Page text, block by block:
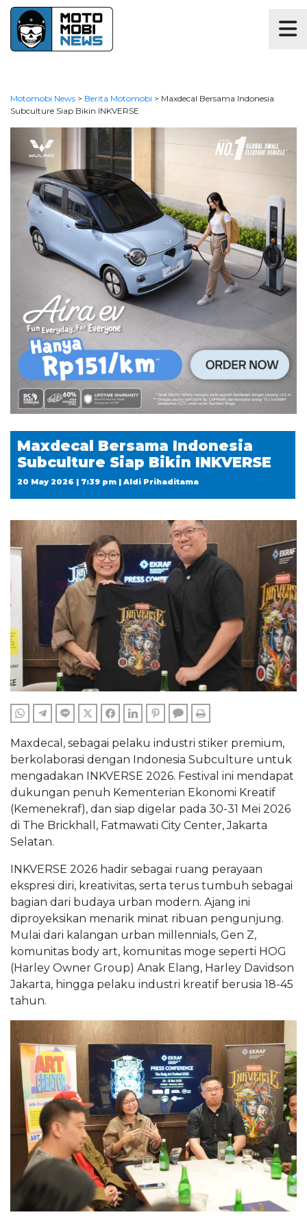
Motomobi News > Berita Motomobi > Maxdecal Bersama Indonesia
Subculture Siap Bikin INKVERSE
Maxdecal Bersama Indonesia
Subculture Siap Bikin INKVERSE
20 May 2026 | 7:39 pm | Aldi Prihaditama
WHATSAPPTELEGRAM
LINE TWITTERFACEBOOKLINKEDINPINTERESTCOMMENTS
Maxdecal, sebagai pelaku industri stiker premium,
berkolaborasi dengan Indonesia Subculture untuk
mengadakan INKVERSE 2026. Festival ini mendapat
dukungan penuh Kementerian Ekonomi Kreatif
(Kemenekraf), dan siap digelar pada 30-31 Mei 2026
di The Brickhall, Fatmawati City Center, Jakarta
Selatan.
INKVERSE 2026 hadir sebagai ruang perayaan
ekspresi diri, kreativitas, serta terus tumbuh sebagai
bagian dari budaya urban modern. Ajang ini
diproyeksikan menarik minat ribuan pengunjung.
Mulai dari kalangan urban millennials, Gen Z,
komunitas body art, komunitas moge seperti HOG
(Harley Owner Group) Anak Elang, Harley Davidson
Jakarta, hingga pelaku industri kreatif berusia 18-45
tahun.